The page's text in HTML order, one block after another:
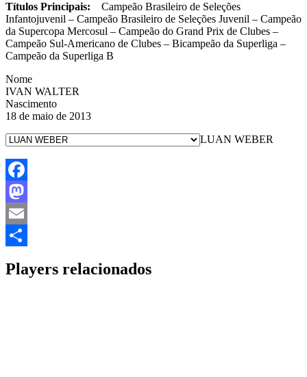
Títulos Principais: Campeão Brasileiro de Seleções
Infantojuvenil – Campeão Brasileiro de Seleções Juvenil – Campeão
da Supercopa Mercosul – Campeão do Grand Prix de Clubes –
Campeão Sul-Americano de Clubes – Bicampeão da Superliga –
Campeão da Superliga B
Nome
IVAN WALTER
Nascimento
18 de maio de 2013
LUAN WEBER
Facebook
Mastodon
Email
Players relacionados